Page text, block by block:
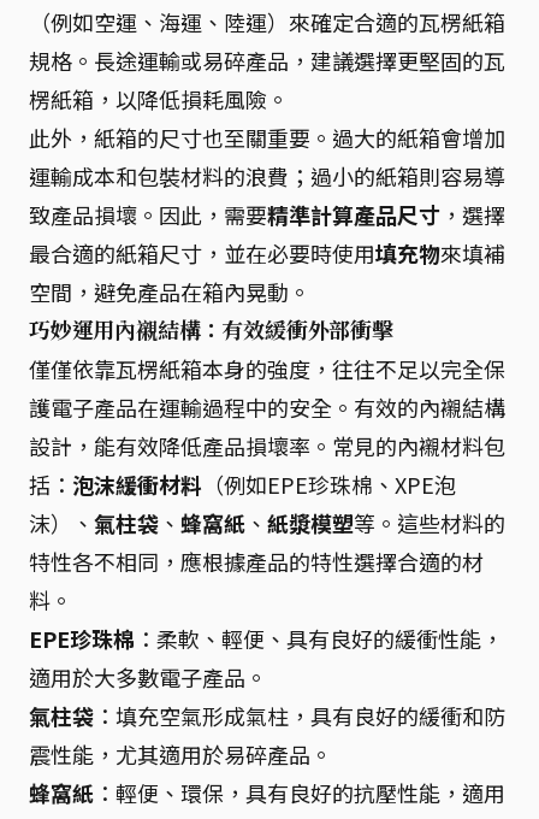
（例如空運、海運、陸運）來確定合適的瓦楞紙箱
規格。長途運輸或易碎產品，建議選擇更堅固的瓦
楞紙箱，以降低損耗風險。
此外，紙箱的尺寸也至關重要。過大的紙箱會增加
運輸成本和包裝材料的浪費；過小的紙箱則容易導
致產品損壞。因此，需要精準計算產品尺寸 ，選擇
最合適的紙箱尺寸，並在必要時使用填充物來填補
空間，避免產品在箱內晃動。
巧妙運用內襯結構：有效緩衝外部衝擊
僅僅依靠瓦楞紙箱本身的強度，往往不足以完全保
護電子產品在運輸過程中的安全。有效的內襯結構
設計，能有效降低產品損壞率。常見的內襯材料包
括： 泡沫緩衝材料 （例如EPE珍珠棉、XPE泡
沫）、 氣柱袋 、 蜂窩紙 、 紙漿模塑等。這些材料的
特性各不相同，應根據產品的特性選擇合適的材
料。
EPE珍珠棉 ：柔軟、輕便、具有良好的緩衝性能，
適用於大多數電子產品。
氣柱袋 ：填充空氣形成氣柱，具有良好的緩衝和防
震性能，尤其適用於易碎產品。
蜂窩紙 ：輕便、環保，具有良好的抗壓性能，適用